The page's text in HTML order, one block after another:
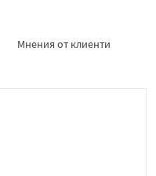
Мнения от клиенти